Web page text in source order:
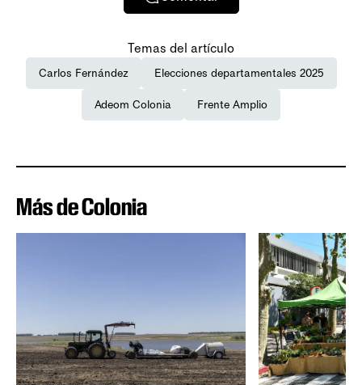
Temas del artículo
Carlos Fernández Elecciones departamentales 2025
Adeom Colonia Frente Amplio
Más de Colonia